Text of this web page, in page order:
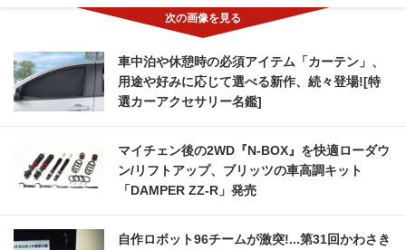
車中泊や休憩時の必須アイテム「カーテン」、
用途や好みに応じて選べる新作、続々登場![特
選カーアクセサリー名鑑]
マイチェン後の2WD『N-BOX』を快適ローダウ
ン/リフトアップ、ブリッツの車高調キット
「DAMPER ZZ-R」発売
自作ロボット96チームが激突!...第31回かわさき